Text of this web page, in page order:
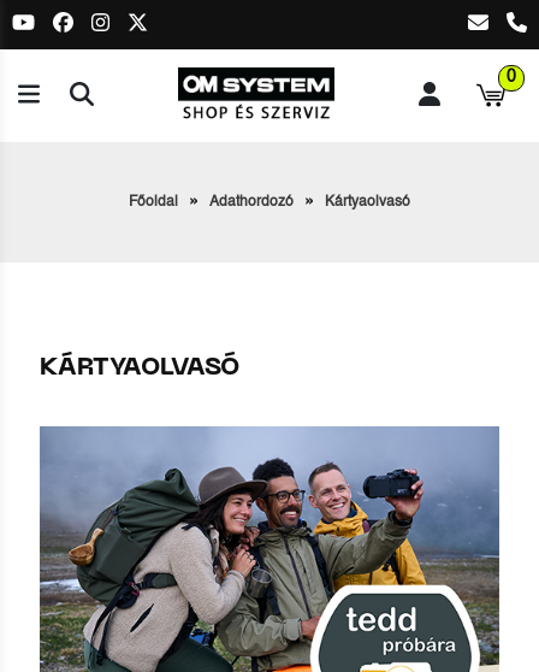
0
Főoldal Adathordozó Kártyaolvasó
KÁRTYAOLVASÓ